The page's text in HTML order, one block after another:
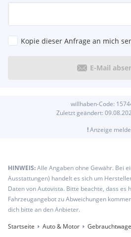
Kopie dieser Anfrage an mich
E-Mail
willhaben-Code:
Zuletzt geändert:
!Anzeige
HINWEIS:Alle Angaben ohne Gewähr. Bei
Ausstattungen) handelt es sich um
Daten von Autovista. Bitte beachte, dass es
Fahrzeugangebot zu Abweichungen
dich bitte an den Anbieter.
Startseite
Auto & Motor